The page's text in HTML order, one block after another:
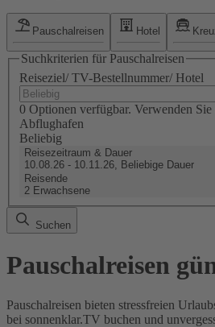
Pauschalreisen Hotel
Suchkriterien für Pauschalreisen
Reiseziel/ TV-Bestellnummer/ Hotel
0 Optionen verfügbar. Verwenden
Abflughafen
Beliebig
Reisezeitraum & Dauer
10.08.26 - 10.11.26, Beliebige Dauer
Reisende
2 Erwachsene
Suchen
Pauschalreisen
Pauschalreisen bieten stressfreien
bei sonnenklar.TV buchen und